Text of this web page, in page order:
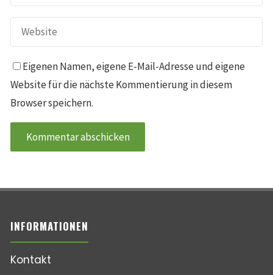
Eigenen Namen, eigene E-Mail-Adresse und eigene
Website für die nächste Kommentierung in diesem
Browser speichern.
INFORMATIONEN
Kontakt